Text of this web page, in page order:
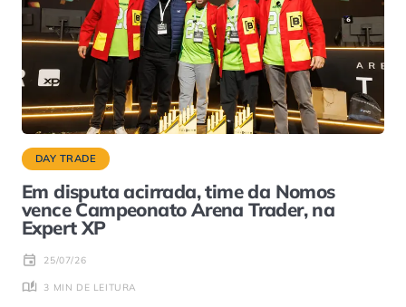
DAY TRADE
Em disputa acirrada, time da Nomos
vence Campeonato Arena Trader, na
Expert XP
25/07/26
3 MIN DE LEITURA